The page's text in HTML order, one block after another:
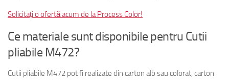
Solicitați o ofertă acum de la Process Color!
Ce materiale sunt disponibile pentru Cutii
pliabile M472?
Cutii pliabile M472 pot fi realizate din carton alb sau colorat, carton